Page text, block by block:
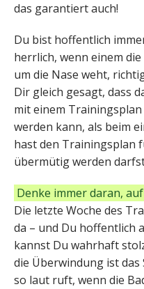
das garantiert auch!
Du bist hoffentlich
herrlich, wenn einem
um die Nase weht,
Dir gleich gesagt, dass
mit einem
werden kann, als beim
hast den Trainingsplan
übermütig werden
Denke immer daran,
Die letzte Woche des
da – und Du hoffentlich
kannst Du wahrhaft
die Überwindung ist das
so laut ruft, wenn die